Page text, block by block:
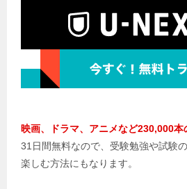
映画、ドラマ、アニメなど230,000本
31日間無料なので、受験勉強や試験
楽しむ方法にもなります。